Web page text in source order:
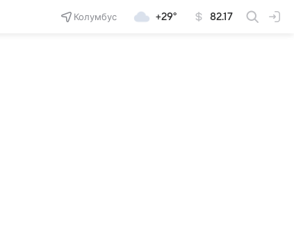
Колумбус +29° 82.17